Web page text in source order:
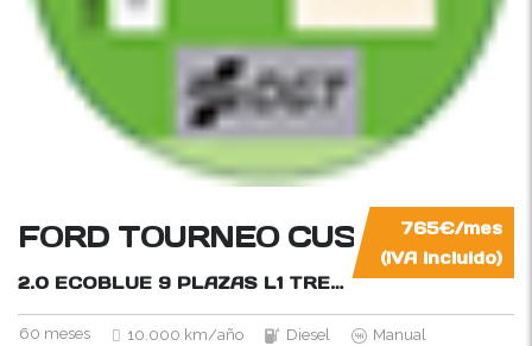
765€/mes
(IVA incluido)
FORD TOURNEO CUSTOM
2.0 ECOBLUE 9 PLAZAS L1 TREND 136CV
60 meses 10.000 km/año Diesel Manual